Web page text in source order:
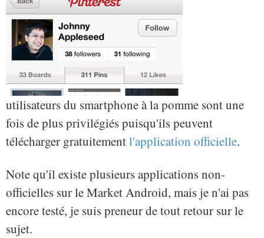
utilisateurs du smartphone à la pomme sont une
fois de plus privilégiés puisqu'ils peuvent
télécharger gratuitementl'application officielle.
Note qu'il existe plusieurs applications non-
officielles sur le Market Android, mais je n'ai pas
encore testé, je suis preneur de tout retour sur le
sujet.